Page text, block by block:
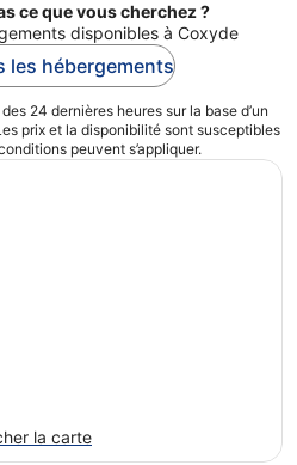
ce que vous cherchez ?
disponibles à Coxyde
les hébergements
24 dernières heures sur la base d’un
prix et la disponibilité sont susceptibles
peuvent s’appliquer.
la carte